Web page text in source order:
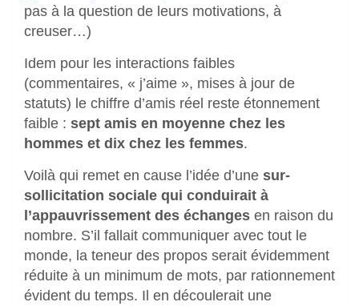
pas à la question de leurs motivations, à
creuser…)
Idem pour les interactions faibles
(commentaires, « j’aime », mises à jour de
statuts) le chiffre d’amis réel reste étonnement
faible : sept amis en moyenne chez les
hommes et dix chez les femmes.
Voilà qui remet en cause l’idée d’une sur-
sollicitation sociale qui conduirait à
l’appauvrissement des échanges en raison du
nombre. S’il fallait communiquer avec tout le
monde, la teneur des propos serait évidemment
réduite à un minimum de mots, par rationnement
évident du temps. Il en découlerait une